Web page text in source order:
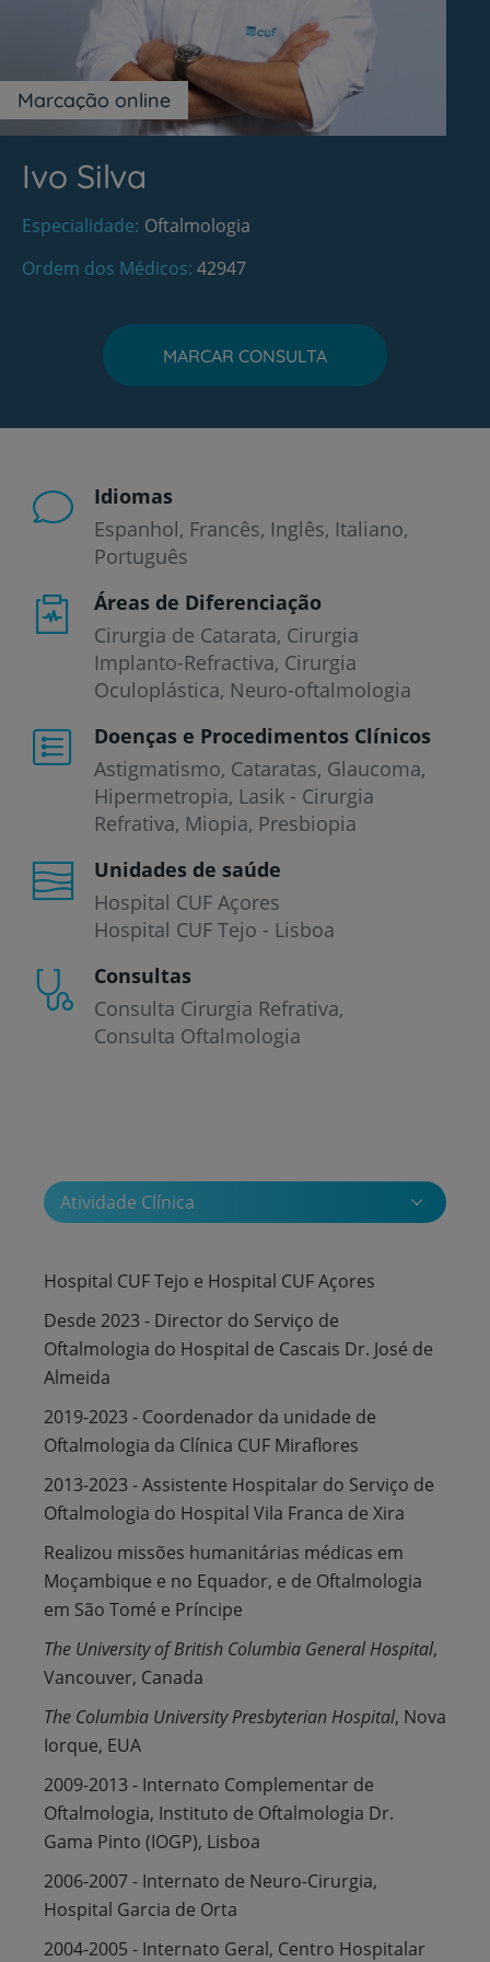
Marcação online
Ivo Silva
Especialidade Oftalmologia
Ordem dos Médicos 42947
MARCAR CONSULTA
Idiomas
Espanhol Francês Inglês Italiano
Português
Áreas de Diferenciação
Cirurgia de Catarata, Cirurgia
Implanto-Refractiva, Cirurgia
Oculoplástica, Neuro-oftalmologia
Doenças e Procedimentos Clínicos
Astigmatismo Cataratas Glaucoma
Hipermetropia Lasik - Cirurgia
Refrativa Miopia Presbiopia
Unidades de saúde
Hospital CUF Açores
Hospital CUF Tejo - Lisboa
Consultas
Consulta Cirurgia Refrativa
Consulta Oftalmologia
Atividade Clínica
Hospital CUF Tejo e Hospital CUF Açores
Desde 2023 - Director do Serviço de
Oftalmologia do Hospital de Cascais Dr. José de
Almeida
2019-2023 - Coordenador da unidade de
Oftalmologia da Clínica CUF Miraflores
2013-2023 - Assistente Hospitalar do Serviço de
Oftalmologia do Hospital Vila Franca de Xira
Realizou missões humanitárias médicas em
Moçambique e no Equador, e de Oftalmologia
em São Tomé e Príncipe
The University of British Columbia General Hospital,
Vancouver, Canada
The Columbia University Presbyterian Hospital, Nova
Iorque, EUA
2009-2013 - Internato Complementar de
Oftalmologia, Instituto de Oftalmologia Dr.
Gama Pinto (IOGP), Lisboa
2006-2007 - Internato de Neuro-Cirurgia,
Hospital Garcia de Orta
2004-2005 - Internato Geral, Centro Hospitalar